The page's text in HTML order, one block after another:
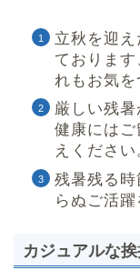
立秋を迎
ておりま
れもお気を
厳しい残
健康には
えください
残暑残る
らぬご活
カジュアルな